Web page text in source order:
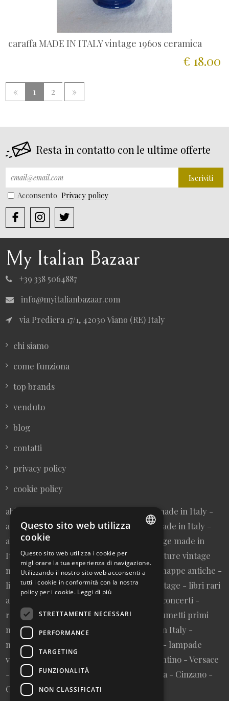
caraffa MADE IN ITALY vintage 1960s ceramica
€ 18.00
« 1 2 »
Resta in contatto con le ultime offerte
Iscriviti
Acconsento Privacy policy
My Italian Bazaar
+39 338 5064887
info@myitalianbazaar.com
via Prediera 17/1, 42030 Viano (RE) Italy
chi siamo
come funziona
top brands
venduto
blog
contatti
privacy policy
cookie policy
abbigliamento donna vintage sartoriale made in Italy -
abbigliamento uomo vintage sartoriale made in Italy -
abbigliamento da collezione - borse vintage made in
Italy - cravatte vintage made in Italy - cinture vintage
made in Italy - collezionismo cartaceo - mappe antiche -
litografie e stampe antiche - cartoline vintage - libri rari
autografati fuori catalogo - memorabilia concerti -
riviste primi numeri annate complete - fumetti primi
numeri annate complete - design made in Italy -
modernariato - artigianato made in Italy - lampade
vintage - pubblicità vintage - vinile - Valentino - Versace
- Vespa - Fiat - Nutella - Campari - Gancia - Cinzano -
Olivetti - Giglio - Mulino Bianco - Barilla
ENGLISH
Questo sito web utilizza
cookie
Questo sito web utilizza i cookie per
migliorare la tua esperienza di navigazione.
Utilizzando il nostro sito web acconsenti a
tutti i cookie in conformità con la nostra
policy per i cookie. Leggi di più
STRETTAMENTE NECESSARI
PERFORMANCE
TARGETING
FUNZIONALITÀ
NON CLASSIFICATI